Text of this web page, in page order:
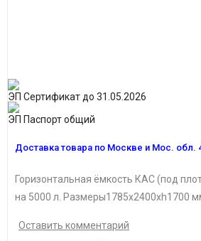
ЭП Сертификат до 31.05.2026
ЭП Паспорт общий
Доставка товара по Москве и Мос. обл.
Горизонтальная ёмкость КАС (под
на 5000 л. Размеры1785х2400хh1700
Оставить комментарий